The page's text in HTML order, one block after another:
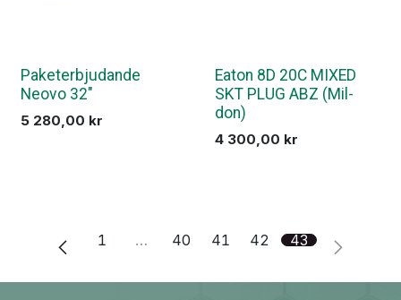
Paketerbjudande
Neovo 32"
5 280,00 kr
Eaton 8D 20C MIXED
SKT PLUG ABZ (Mil-
don)
4 300,00 kr
1 … 40 41 42 43